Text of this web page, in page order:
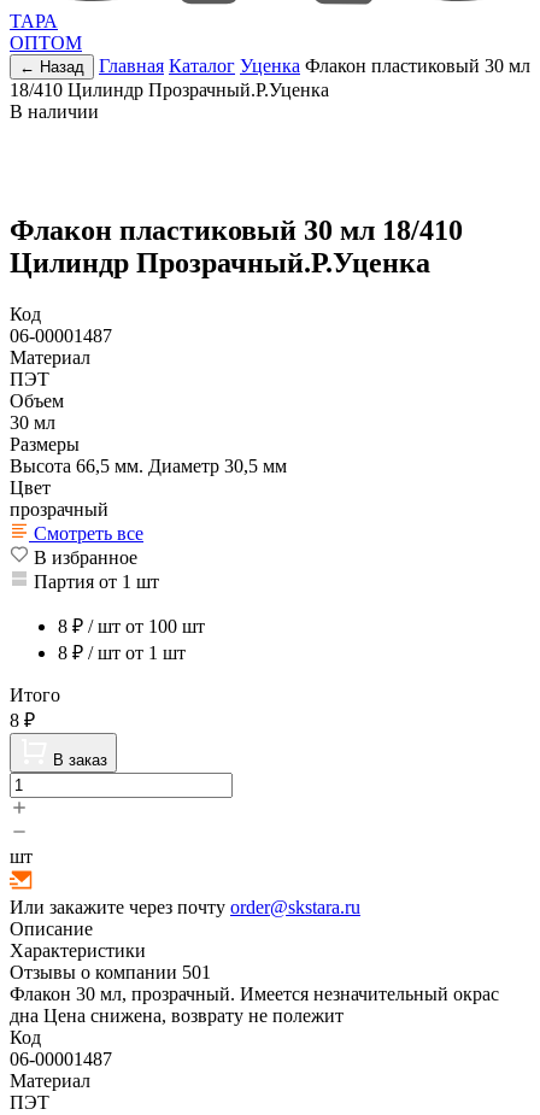
ТАРА
ОПТОМ
← Назад Главная Каталог Уценка Флакон пластиковый 30 мл
18/410 Цилиндр Прозрачный.Р.Уценка
В наличии
Флакон пластиковый 30 мл 18/410
Цилиндр Прозрачный.Р.Уценка
Код
06-00001487
Материал
ПЭТ
Объем
30 мл
Размеры
Высота 66,5 мм. Диаметр 30,5 мм
Цвет
прозрачный
Смотреть все
В избранное
Партия от 1 шт
8 ₽ / шт от 100 шт
8 ₽ / шт от 1 шт
Итого
8 ₽
В заказ
шт
Или закажите через почту order@skstara.ru
Описание
Характеристики
Отзывы о компании 501
Флакон 30 мл, прозрачный. Имеется незначительный окрас
дна Цена снижена, возврату не полежит
Код
06-00001487
Материал
ПЭТ